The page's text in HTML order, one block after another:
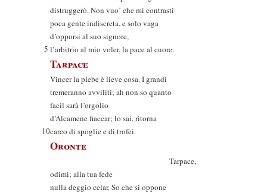
distruggerò. Non vuo’ che mi contrasti
poca gente indiscreta, e solo vaga
d’opporsi al suo signore,
5 l’arbitrio al mio voler, la pace al cuore.
Tarpace
Vincer la plebe è lieve cosa. I grandi
tremeranno avviliti; ah non so quanto
facil sarà l’orgolio
d’Alcamene fiaccar; lo sai, ritorna
10carco di spoglie e di trofei.
Oronte
Tarpace,
odimi; alla tua fede
nulla deggio celar. So che si oppone